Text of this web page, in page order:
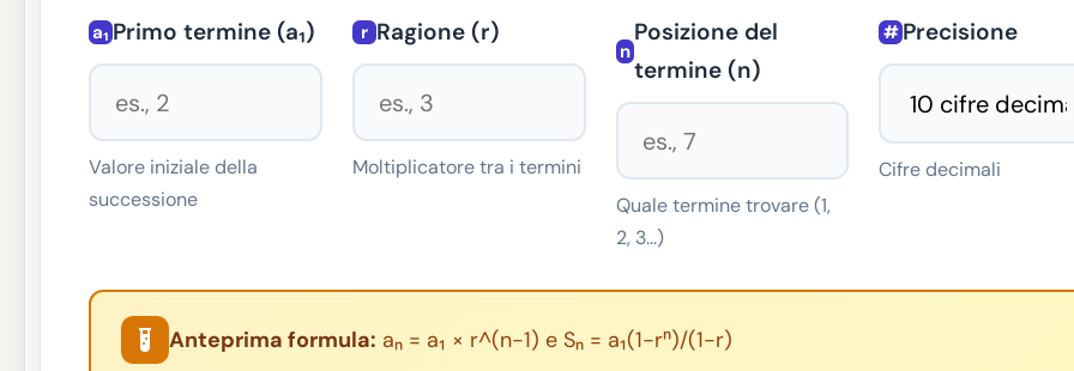
a₁ Primo termine (a₁)
Valore iniziale della
successione
r Ragione (r)
Moltiplicatore tra i termini
n
Posizione del
termine (n)
Quale termine trovare (1,
2, 3...)
# Precisione
Cifre decimali
Anteprima formula: aₙ = a₁ × r^(n-1) e Sₙ = a₁(1-rⁿ)/(1-r)